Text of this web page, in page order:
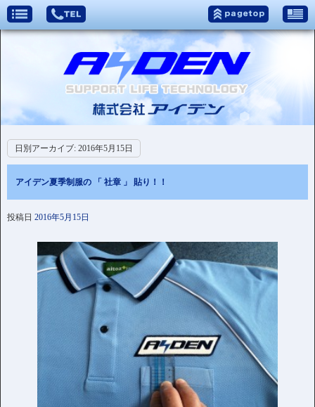
日別アーカイブ: 2016年5月15日
アイデン夏季制服の 「 社章 」 貼り！！
投稿日 2016年5月15日